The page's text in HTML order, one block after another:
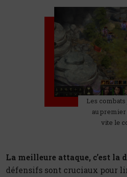
Les
au
vite le
La meilleure attaque, c’est la
défensifs sont cruciaux pour